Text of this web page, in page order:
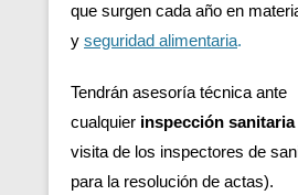
que surgen cada año en
y seguridad alimentaria.
Tendrán asesoría técnica ante
cualquier inspección sanitaria
visita de los inspectores de
para la resolución de actas).